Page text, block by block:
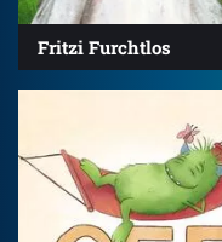
Fritzi Furchtlos